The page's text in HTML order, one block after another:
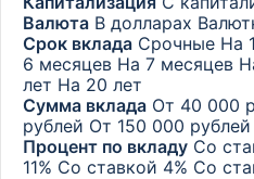
Валюта В долларах
Срок вклада Срочные На
6 месяцев На 7 месяцев
лет На 20 лет
Сумма вклада От 40 000
рублей От 150 000 рублей
Процент по вкладу Со
11% Со ставкой 4% Со